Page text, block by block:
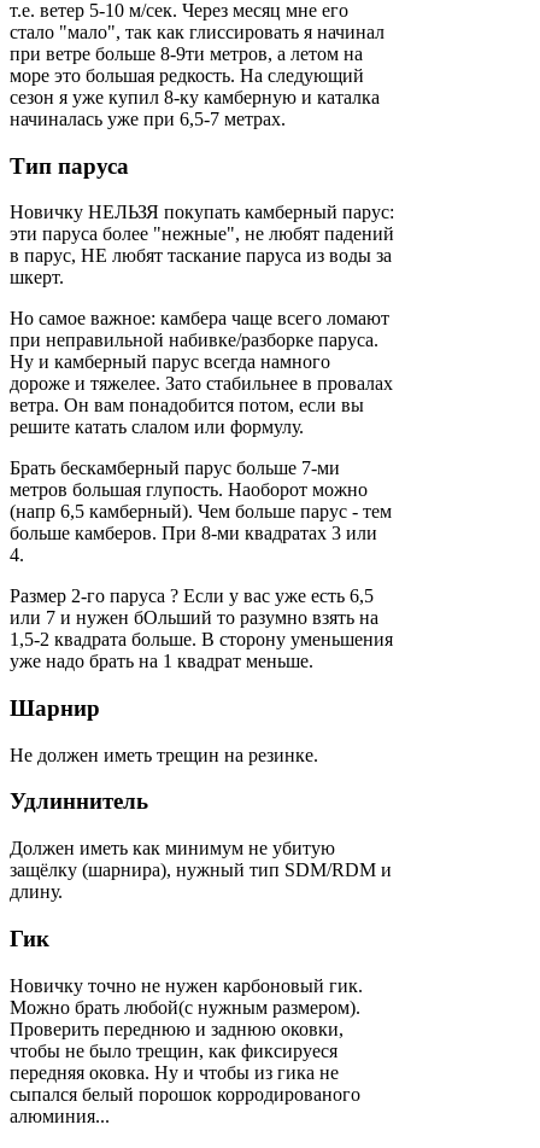
т.е. ветер 5-10 м/сек. Через месяц мне его
стало "мало", так как глиссировать я начинал
при ветре больше 8-9ти метров, а летом на
море это большая редкость. На следующий
сезон я уже купил 8-ку камберную и каталка
начиналась уже при 6,5-7 метрах.
Тип паруса
Новичку НЕЛЬЗЯ покупать камберный парус:
эти паруса более "нежные", не любят падений
в парус, НЕ любят таскание паруса из воды за
шкерт.
Но самое важное: камбера чаще всего ломают
при неправильной набивке/разборке паруса.
Ну и камберный парус всегда намного
дороже и тяжелее. Зато стабильнее в провалах
ветра. Он вам понадобится потом, если вы
решите катать слалом или формулу.
Брать бескамберный парус больше 7-ми
метров большая глупость. Наоборот можно
(напр 6,5 камберный). Чем больше парус - тем
больше камберов. При 8-ми квадратах 3 или
4.
Размер 2-го паруса ? Если у вас уже есть 6,5
или 7 и нужен бОльший то разумно взять на
1,5-2 квадрата больше. В сторону уменьшения
уже надо брать на 1 квадрат меньше.
Шарнир
Не должен иметь трещин на резинке.
Удлиннитель
Должен иметь как минимум не убитую
защёлку (шарнира), нужный тип SDM/RDM и
длину.
Гик
Новичку точно не нужен карбоновый гик.
Можно брать любой(с нужным размером).
Проверить переднюю и заднюю оковки,
чтобы не было трещин, как фиксируеся
передняя оковка. Ну и чтобы из гика не
сыпался белый порошок корродированого
алюминия...